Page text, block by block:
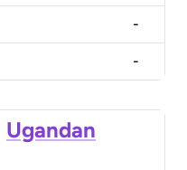
-
-
Ugandan